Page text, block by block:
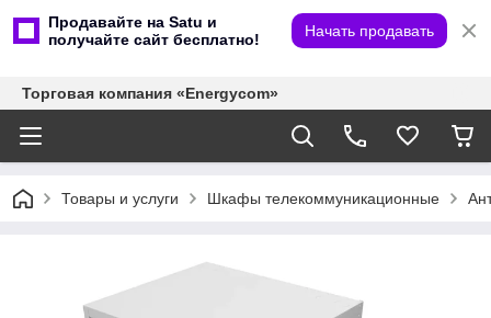
Продавайте на Satu и
получайте сайт бесплатно!
Начать продавать
Торговая компания «Energycom»
Товары и услуги Шкафы телекоммуникационные